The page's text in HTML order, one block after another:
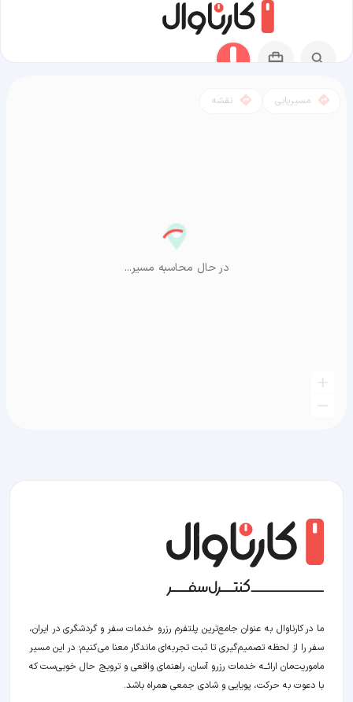
مسیریابی نقشه
در حال محاسبه مسیر...
ما در کارناوال به عنوان جامع‌ترین پلتفرم رزرو خدمات سفر و گردشگری در ایران،
سفر را از لحظه‌ تصمیم‌گیری تا ثبت تجربه‌ای ماندگار معنا می‌کنیم؛ در این مسیر‍
ماموریت‌مان اراﺋــﻪ خدمات رزرو آسان، راهنمای واقعی و ترویج حال خوبی‌ست که
با دعوت به حرکت، پویایی و شادی جمعی همراه باشد.